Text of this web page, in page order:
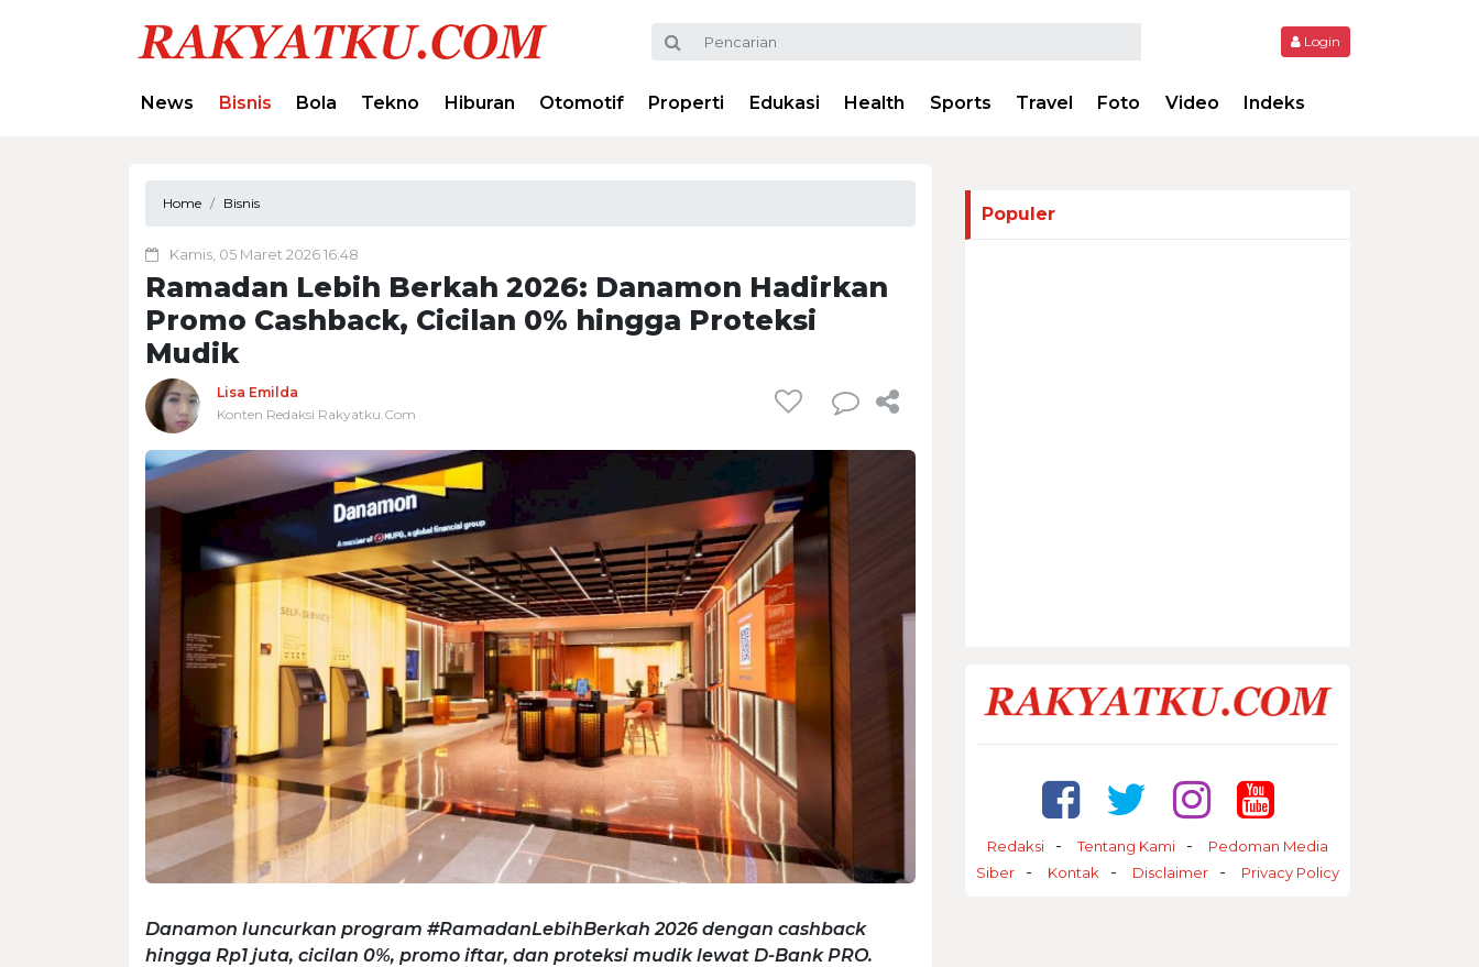
Login
News Bisnis Bola Tekno Hiburan Otomotif Properti Edukasi Health Sports Travel Foto Video Indeks
Home Bisnis
Kamis, 05 Maret 2026 16:48
Ramadan Lebih Berkah 2026: Danamon Hadirkan
Promo Cashback, Cicilan 0% hingga Proteksi
Mudik
Lisa Emilda
Konten Redaksi Rakyatku.Com
Danamon luncurkan program #RamadanLebihBerkah 2026 dengan cashback
hingga Rp1 juta, cicilan 0%, promo iftar, dan proteksi mudik lewat D-Bank PRO.
Populer
Redaksi Tentang Kami
Pedoman Media
Siber
Kontak Disclaimer Privacy Policy